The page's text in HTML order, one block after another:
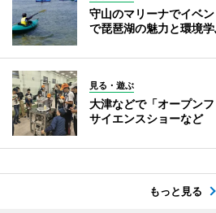
守山のマリーナでイベ
で琵琶湖の魅力と環境
見る・遊ぶ
大津などで「オープン
サイエンスショーなど
もっと見る